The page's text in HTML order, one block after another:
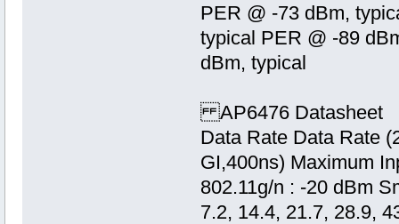
PER @ -73 dBm,
typical PER @ -89
dBm, typical
AP6476 Datasheet
Data Rate Data Rate
GI,400ns) Maximum
802.11g/n : -20 dBm
7.2, 14.4, 21.7, 28.9,